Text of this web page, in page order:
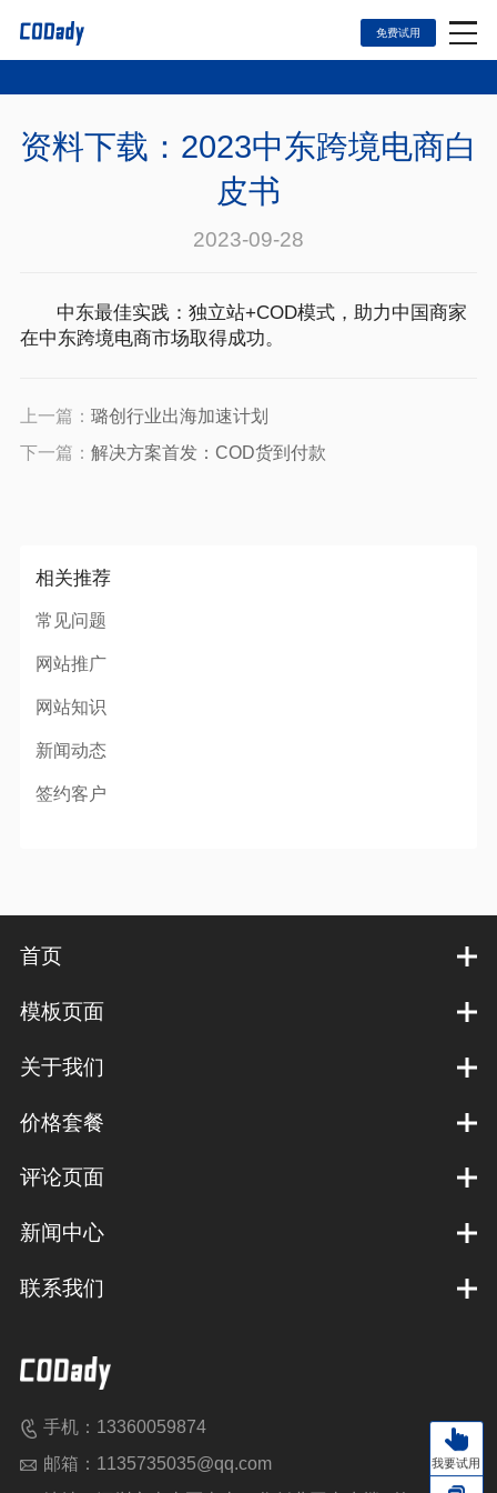
免费试用
模板页面
关于我们
价格套餐
新闻中心
资料下载：2023中东跨境电商白
皮书
2023-09-28
中东最佳实践：独立站+COD模式，助力中国商家
在中东跨境电商市场取得成功。
上一篇： 璐创行业出海加速计划
下一篇： 解决方案首发：COD货到付款
相关推荐
常见问题
网站推广
网站知识
新闻动态
签约客户
首页
模板页面
关于我们
价格套餐
评论页面
新闻中心
联系我们
手机：13360059874
邮箱：1135735035@qq.com
我要试用